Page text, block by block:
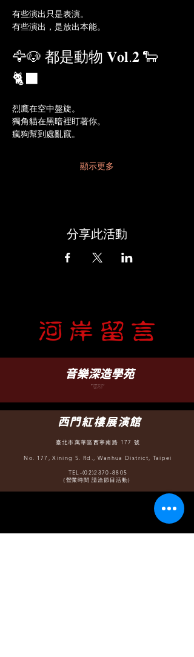
有些演出只是表演。
有些演出，是放出本能。
🦅🐶 都是動物 𝐕𝐨𝐥.𝟐 🐑
🐈‍⬛
烈鷹在空中盤旋。
獨角貓在黑暗裡盯著你。
瘋狗幫到處亂竄。
顯示更多
分享此活動
​音樂深造學苑
西門紅樓展演館
臺北市萬華區西寧南路 177 號
No. 177, Xining S. Rd., Wanhua District, Taipei
TEL-(02)2370-8805
（營業時間 請洽節目活動）